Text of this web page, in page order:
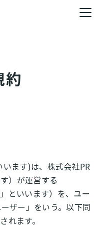
約
ます)は、株式会社PR
）が運営する
といいます）を、ユー
ザー」をいう。以下同
れます。